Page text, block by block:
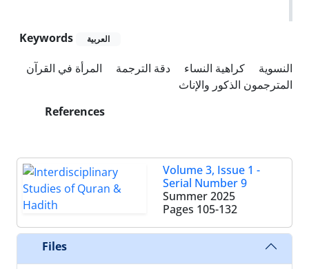
Keywords العربیة
النسوية كراهية النساء دقة الترجمة
المرأة في القرآن
المترجمون الذكور والإناث
References
Volume 3, Issue 1 -
Serial Number 9
Summer 2025
Pages 105-132
Files